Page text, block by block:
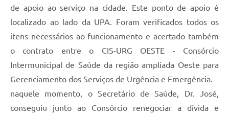
de apoio ao serviço na cidade. Este ponto de apoio é
localizado ao lado da UPA. Foram verificados todos os
itens necessários ao funcionamento e acertado também
o contrato entre o CIS-URG OESTE - Consórcio
Intermunicipal de Saúde da região ampliada Oeste para
Gerenciamento dos Serviços de Urgência e Emergência.
naquele momento, o Secretário de Saúde, Dr. José,
conseguiu junto ao Consórcio renegociar a dívida e